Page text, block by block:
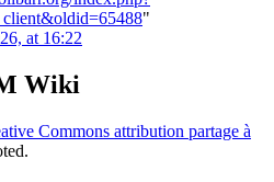
"
at 16:22
Wiki
Commons attribution partage à